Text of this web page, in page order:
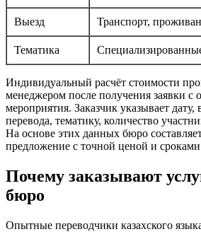
Выезд Транспорт,
Тематика
Индивидуальный расчёт стоимости
менеджером после получения заявки с
мероприятия. Заказчик указывает дату,
перевода, тематику, количество
На основе этих данных бюро
предложение с точной ценой и
Почему заказывают
бюро
Опытные переводчики казахского